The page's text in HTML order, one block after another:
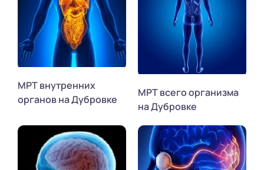
МРТ внутренних
органов на Дубровке
МРТ всего организма
на Дубровке